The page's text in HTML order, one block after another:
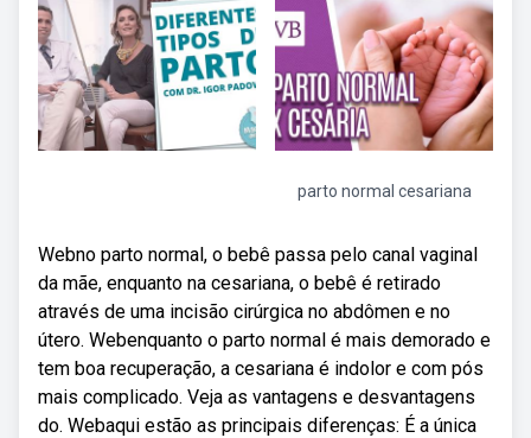
parto normal cesariana
Webno parto normal, o bebê passa pelo canal vaginal
da mãe, enquanto na cesariana, o bebê é retirado
através de uma incisão cirúrgica no abdômen e no
útero. Webenquanto o parto normal é mais demorado e
tem boa recuperação, a cesariana é indolor e com pós
mais complicado. Veja as vantagens e desvantagens
do. Webaqui estão as principais diferenças: É a única